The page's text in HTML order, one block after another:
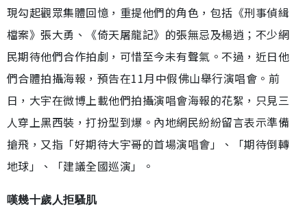
現勾起觀眾集體回憶，重提他們的角色，包括《刑事偵緝
檔案》張大勇、《倚天屠龍記》的張無忌及楊逍；不少網
民期待他們合作拍劇，可惜至今未有聲氣。不過，近日他
們合體拍攝海報，預告在11月中假佛山舉行演唱會。前
日，大宇在微博上載他們拍攝演唱會海報的花絮，只見三
人穿上黑西裝，打扮型到爆。內地網民紛紛留言表示準備
搶飛，又指「好期待大宇哥的首場演唱會」、「期待倒轉
地球」、「建議全國巡演」。
嘆幾十歲人拒騷肌